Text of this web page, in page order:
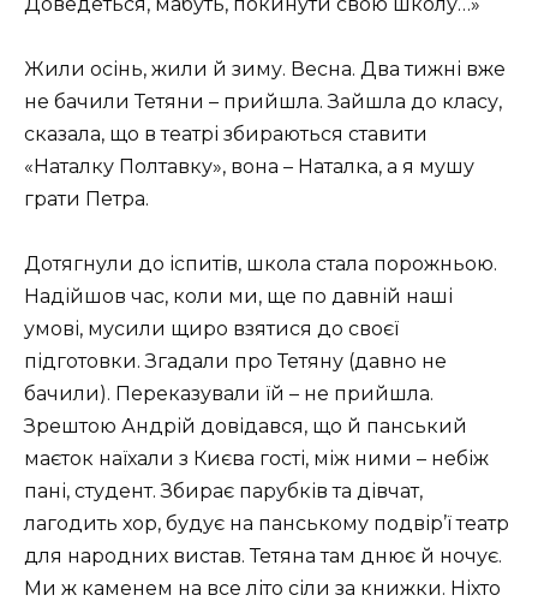
Жили осінь, жили й зиму. Весна. Два тижні вже
не бачили Тетяни – прийшла. Зайшла до класу,
сказала, що в театрі збираються ставити
«Наталку Полтавку», вона – Наталка, а я мушу
грати Петра.
Дотягнули до іспитів, школа стала порожньою.
Надійшов час, коли ми, ще по давній наші
умові, мусили щиро взятися до своєї
підготовки. Згадали про Тетяну (давно не
бачили). Переказували їй – не прийшла.
Зрештою Андрій довідався, що й панський
маєток наїхали з Києва гості, між ними – небіж
пані, студент. Збирає парубків та дівчат,
лагодить хор, будує на панському подвір’ї театр
для народних вистав. Тетяна там днює й ночує.
Ми ж каменем на все літо сіли за книжки. Ніхто